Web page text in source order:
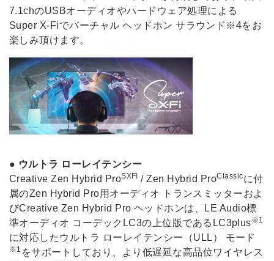
7.1chのUSBオーディオやハードウェア処理による
Super X-Fiでバーチャル ヘッドホン サラウンド※4をお
楽しみ頂けます。
● ウルトラ ローレイテンシー
Creative Zen Hybrid ProSXFI / Zen Hybrid ProClassicに付
属のZen Hybrid Pro用オーディオ トランスミッターおよ
びCreative Zen Hybrid Pro ヘッドホンは、LE Audio標
準オーディオ コーデックLC3の上位版であるLC3plus※1
に対応したウルトラ ローレイテンシー（ULL） モード
※1 をサポートしており、より低遅延な高品位ワイヤレス